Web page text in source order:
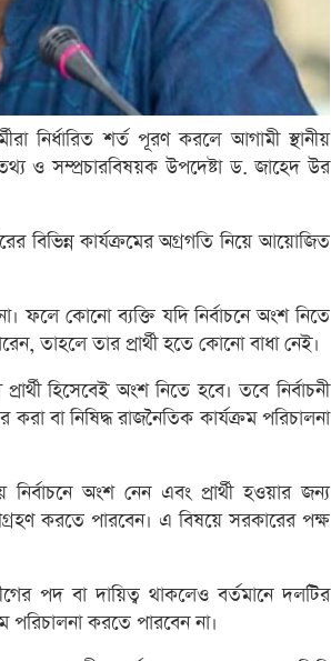
নির্ধারিত শর্ত পূরণ করলে আগামী স্থানীয়
তথ্য ও সম্প্রচারবিষয়ক উপদেষ্টা ড. জাহেদ উর
বিভিন্ন কার্যক্রমের অগ্রগতি নিয়ে আয়োজিত
ফলে কোনো ব্যক্তি যদি নির্বাচনে অংশ নিতে
তাহলে তার প্রার্থী হতে কোনো বাধা নেই।
হিসেবেই অংশ নিতে হবে। তবে নির্বাচনী
বা নিষিদ্ধ রাজনৈতিক কার্যক্রম পরিচালনা
অংশ নেন এবং প্রার্থী হওয়ার জন্য
করতে পারবেন। এ বিষয়ে সরকারের পক্ষ
পদ বা দায়িত্ব থাকলেও বর্তমানে দলটির
পরিচালনা করতে পারবেন না।